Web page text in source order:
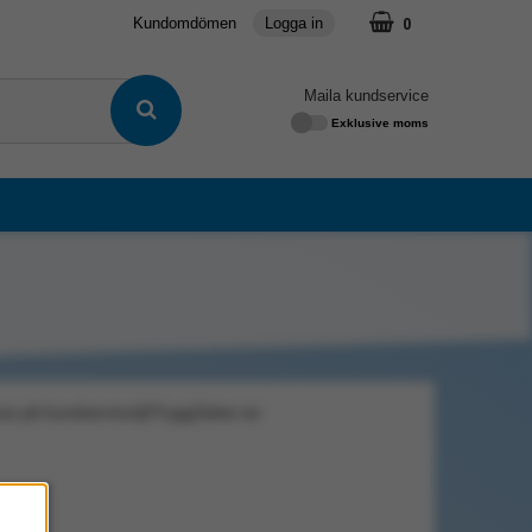
Kundomdömen Logga in 0
Maila kundservice
Exklusive moms